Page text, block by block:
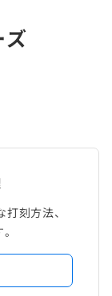
ズ
刻方法、